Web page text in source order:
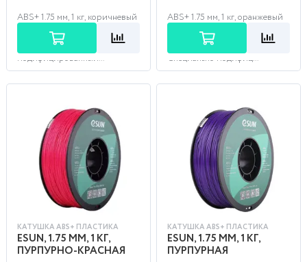
ABS+ 1.75 мм, 1 кг, коричневый
от фирмы Esun - идеальный
выбор для создания прочных и
устойчивых деталей. Этот
модифицированный...
ABS+ 1.75 мм, 1 кг, оранжевый
от фирмы Esun - это идеальный
выбор для тех, кто ценит
прочность и надежность.
Специально модифиц...
КАТУШКА ABS+ ПЛАСТИКА
ESUN, 1.75 ММ, 1 КГ,
ПУРПУРНО-КРАСНАЯ
КАТУШКА ABS+ ПЛАСТИКА
ESUN, 1.75 ММ, 1 КГ,
ПУРПУРНАЯ